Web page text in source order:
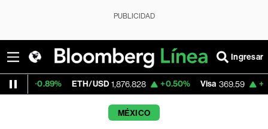
PUBLICIDAD
Ingresar
ETH/USD 1,876.828 +0.50% Visa 369.59 +1.07%
MÉXICO